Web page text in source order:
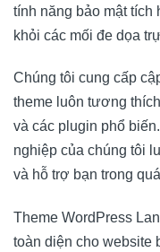
tính năng bảo mật tích
khỏi các mối đe dọa
Chúng tôi cung cấp
theme luôn tương
và các plugin phổ
nghiệp của chúng tôi
và hỗ trợ bạn trong
Theme WordPress
toàn diện cho website